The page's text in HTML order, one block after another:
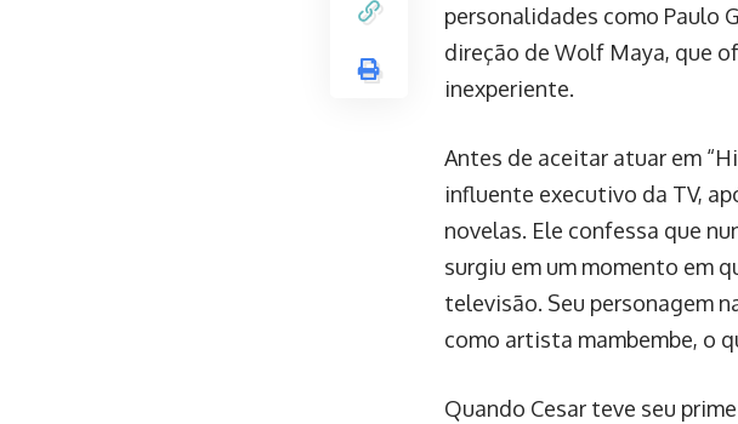
personalidades como Paulo
direção de Wolf Maya, que
inexperiente.
Antes de aceitar atuar em
influente executivo da TV,
novelas. Ele confessa que
surgiu em um momento em
televisão. Seu personagem
como artista mambembe, o
Quando Cesar teve seu